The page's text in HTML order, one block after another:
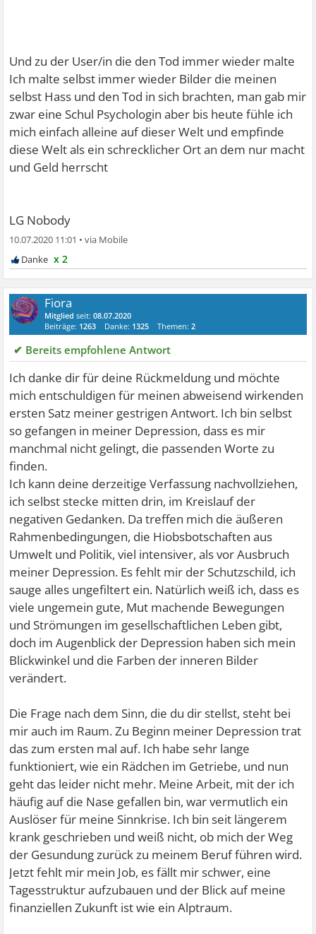
Und zu der User/in die den Tod immer wieder malte
Ich malte selbst immer wieder Bilder die meinen
selbst Hass und den Tod in sich brachten, man gab mir
zwar eine Schul Psychologin aber bis heute fühle ich
mich einfach alleine auf dieser Welt und empfinde
diese Welt als ein schrecklicher Ort an dem nur macht
und Geld herrscht
LG Nobody
10.07.2020 11:01 •
x 2
Fiora
Mitglied seit:08.07.2020
Beiträge: 1263 Danke: 1325 Themen:2
✔ Bereits empfohlene Antwort
Ich danke dir für deine Rückmeldung und möchte
mich entschuldigen für meinen abweisend wirkenden
ersten Satz meiner gestrigen Antwort. Ich bin selbst
so gefangen in meiner Depression, dass es mir
manchmal nicht gelingt, die passenden Worte zu
finden.
Ich kann deine derzeitige Verfassung nachvollziehen,
ich selbst stecke mitten drin, im Kreislauf der
negativen Gedanken. Da treffen mich die äußeren
Rahmenbedingungen, die Hiobsbotschaften aus
Umwelt und Politik, viel intensiver, als vor Ausbruch
meiner Depression. Es fehlt mir der Schutzschild, ich
sauge alles ungefiltert ein. Natürlich weiß ich, dass es
viele ungemein gute, Mut machende Bewegungen
und Strömungen im gesellschaftlichen Leben gibt,
doch im Augenblick der Depression haben sich mein
Blickwinkel und die Farben der inneren Bilder
verändert.
Die Frage nach dem Sinn, die du dir stellst, steht bei
mir auch im Raum. Zu Beginn meiner Depression trat
das zum ersten mal auf. Ich habe sehr lange
funktioniert, wie ein Rädchen im Getriebe, und nun
geht das leider nicht mehr. Meine Arbeit, mit der ich
häufig auf die Nase gefallen bin, war vermutlich ein
Auslöser für meine Sinnkrise. Ich bin seit längerem
krank geschrieben und weiß nicht, ob mich der Weg
der Gesundung zurück zu meinem Beruf führen wird.
Jetzt fehlt mir mein Job, es fällt mir schwer, eine
Tagesstruktur aufzubauen und der Blick auf meine
finanziellen Zukunft ist wie ein Alptraum.